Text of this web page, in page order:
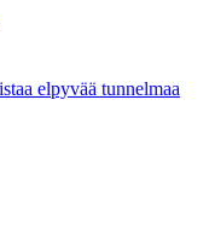
elpyvää tunnelmaa